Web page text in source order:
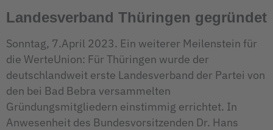
Landesverband Thüringen gegründet
Sonntag, 7.April 2023. Ein weiterer Meilenstein für
die WerteUnion: Für Thüringen wurde der
deutschlandweit erste Landesverband der Partei von
den bei Bad Bebra versammelten
Gründungsmitgliedern einstimmig errichtet. In
Anwesenheit des Bundesvorsitzenden Dr. Hans